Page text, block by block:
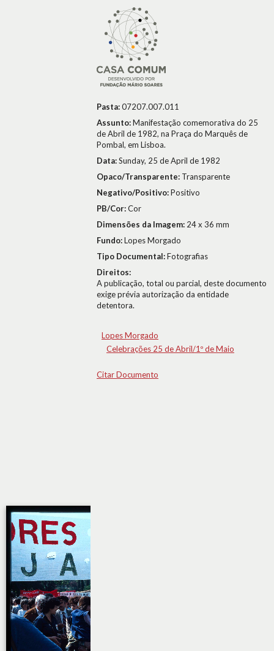
Pasta:07207.007.011
Assunto:Manifestação comemorativa do 25
de Abril de 1982, na Praça do Marquês de
Pombal, em Lisboa.
Data:Sunday, 25 de April de 1982
Opaco/Transparente: Transparente
Negativo/Positivo:Positivo
PB/Cor:Cor
Dimensões da Imagem: 24 x 36 mm
Fundo:Lopes Morgado
Tipo Documental:Fotografias
Direitos:
A publicação, total ou parcial, deste documento
exige prévia autorização da entidade
detentora.
Lopes Morgado
Celebrações 25 de Abril/1º de Maio
Citar Documento